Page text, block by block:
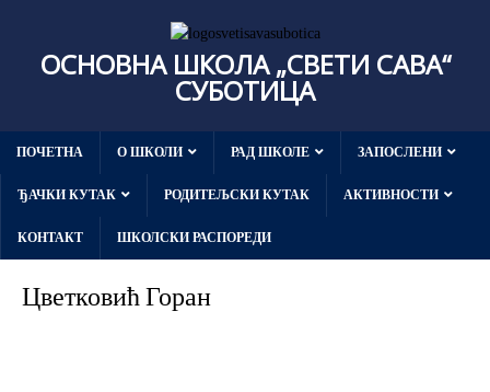
ОСНОВНА ШКОЛА „СВЕТИ САВА“
СУБОТИЦА
ПОЧЕТНА О ШКОЛИ РАД ШКОЛЕ ЗАПОСЛЕНИ
ЂАЧКИ КУТАК РОДИТЕЉСКИ КУТАК АКТИВНОСТИ
КОНТАКТ ШКОЛСКИ РАСПОРЕДИ
Цветковић Горан